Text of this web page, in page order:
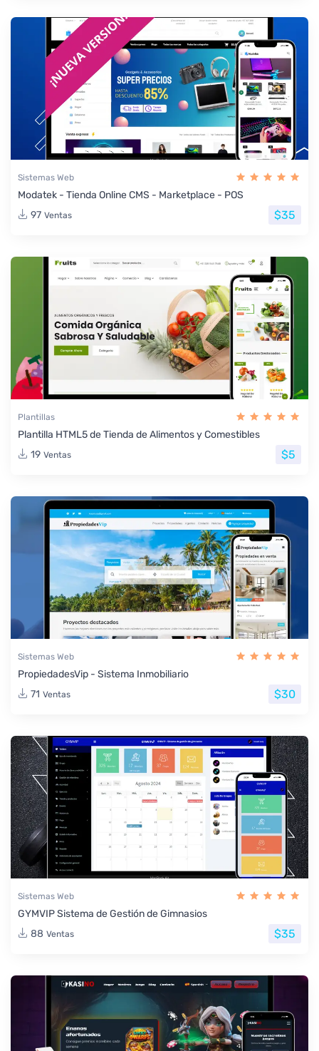
Sistemas Web
Modatek - Tienda Online CMS - Marketplace - POS
97 Ventas $35
Plantillas
Plantilla HTML5 de Tienda de Alimentos y Comestibles
19 Ventas $5
Sistemas Web
PropiedadesVip - Sistema Inmobiliario
71 Ventas $30
Sistemas Web
GYMVIP Sistema de Gestión de Gimnasios
88 Ventas $35